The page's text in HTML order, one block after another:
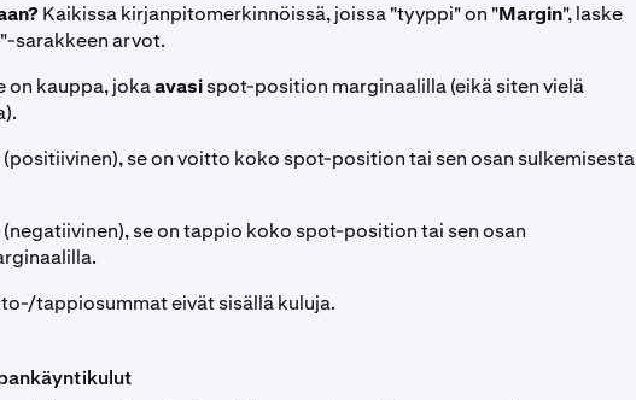
Kaikissa kirjanpitomerkinnöissä, joissa "tyyppi" on "Margin", laske
"-sarakkeen arvot.
on kauppa, jokaavasispot-position marginaalilla (eikä siten vielä
(positiivinen), se on voitto koko spot-position tai sen osan sulkemisesta
(negatiivinen), se on tappio koko spot-position tai sen osan
tappiosummat eivät sisällä kuluja.